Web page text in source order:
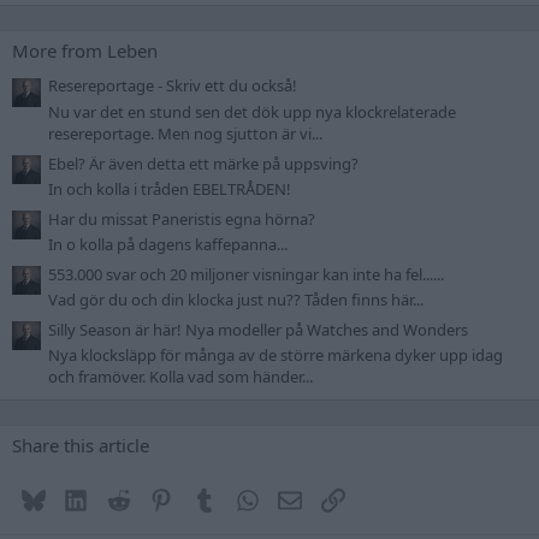
More from Leben
Resereportage - Skriv ett du också!
Nu var det en stund sen det dök upp nya klockrelaterade
resereportage. Men nog sjutton är vi...
Ebel? Är även detta ett märke på uppsving?
In och kolla i tråden EBELTRÅDEN!
Har du missat Paneristis egna hörna?
In o kolla på dagens kaffepanna...
553.000 svar och 20 miljoner visningar kan inte ha fel......
Vad gör du och din klocka just nu?? Tåden finns här...
Silly Season är här! Nya modeller på Watches and Wonders
Nya klocksläpp för många av de större märkena dyker upp idag
och framöver. Kolla vad som händer...
Share this article
Bluesky LinkedInReddit PinterestTumblr WhatsApp
E-postLänk